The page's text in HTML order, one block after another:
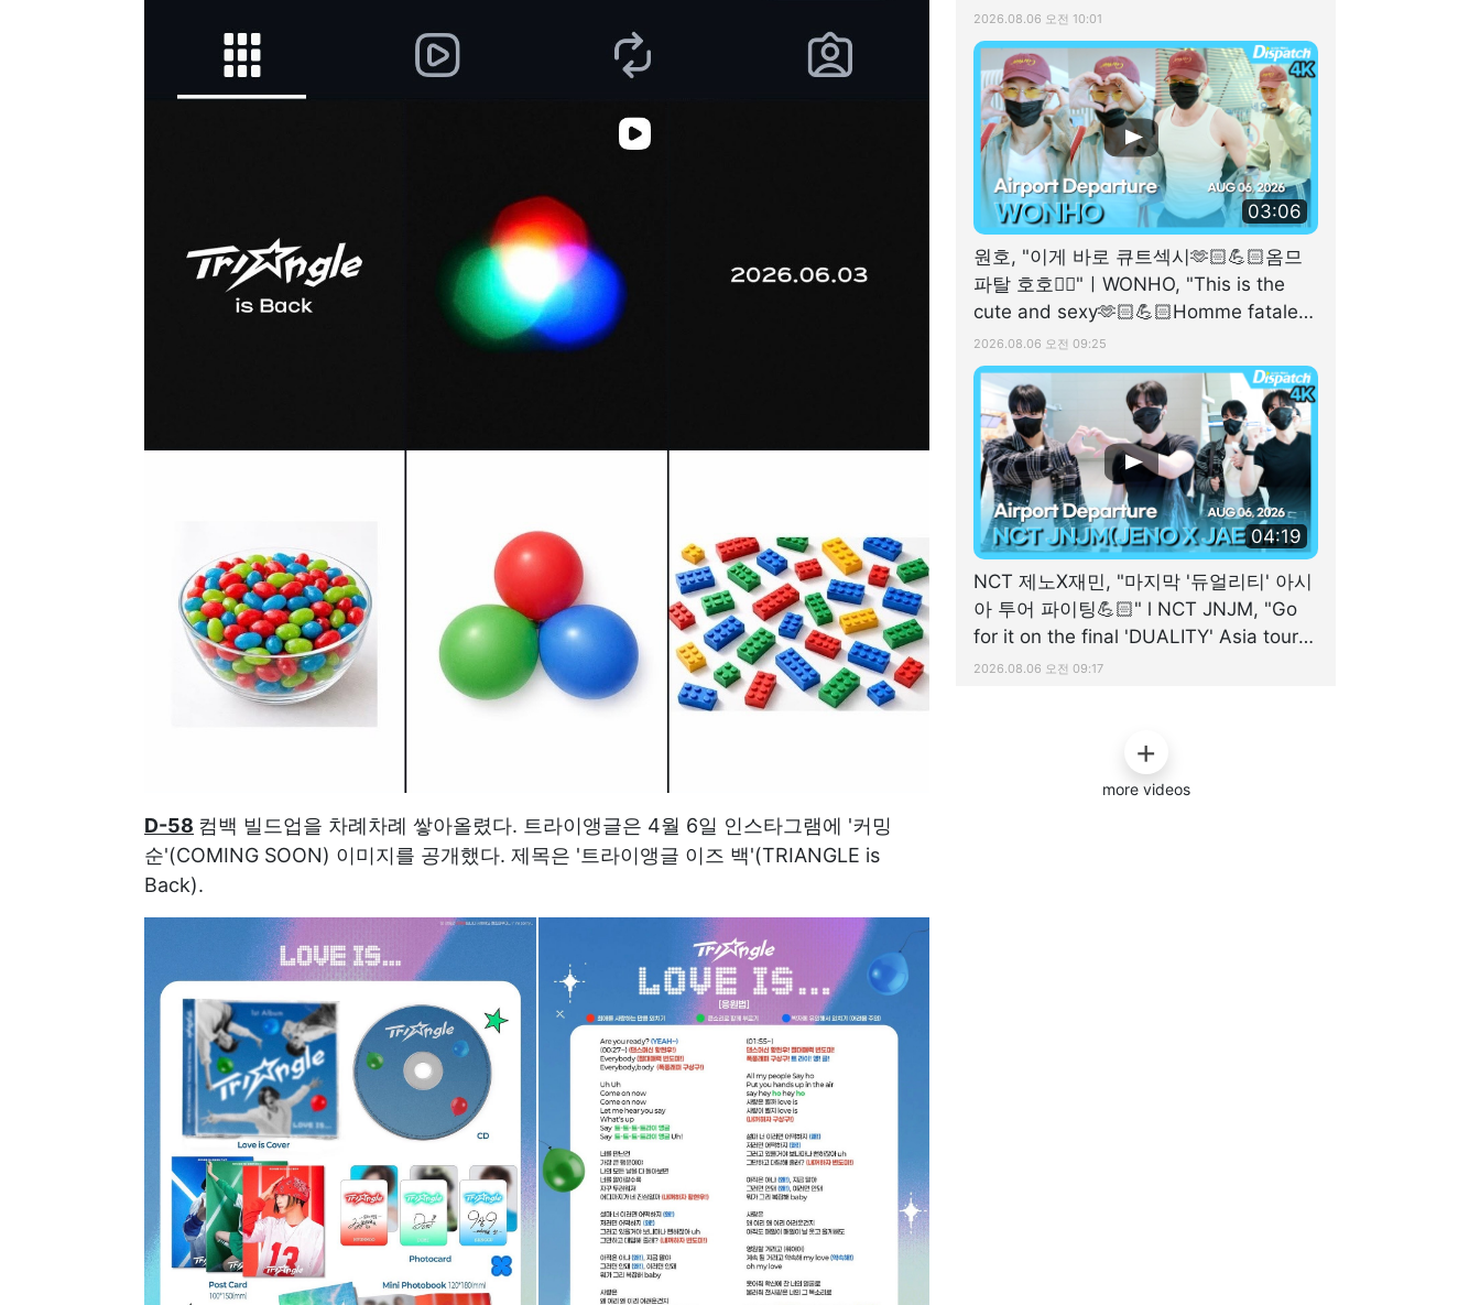
D-58 컴백 빌드업을 차례차례 쌓아올렸다. 트라이앵글은 4월 6일 인스타그램에 '커밍
순'(COMING SOON) 이미지를 공개했다. 제목은 '트라이앵글 이즈 백'(TRIANGLE is
Back).
filming🛫" [공항]
2026.08.06 오전 10:01
03:06
원호, "이게 바로 큐트섹시🫶🏻💪🏻옴므
파탈 호호✌🏻"ㅣWONHO, "This is the
cute and sexy🫶🏻💪🏻Homme fatale,
HOHO✌🏻" [공항]
2026.08.06 오전 09:25
04:19
NCT 제노X재민, "마지막 '듀얼리티' 아시
아 투어 파이팅💪🏻" l NCT JNJM, "Go
for it on the final 'DUALITY' Asia tour
💪🏻" [공항]
2026.08.06 오전 09:17
more videos